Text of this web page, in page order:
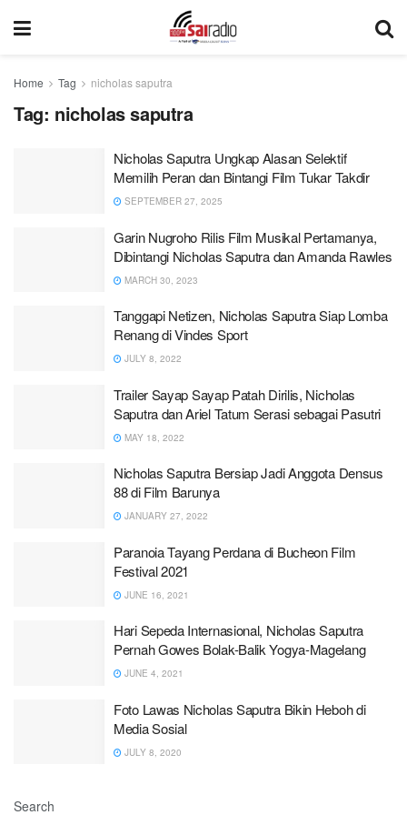
Home Tag nicholas saputra
Tag: nicholas saputra
Nicholas Saputra Ungkap Alasan Selektif
Memilih Peran dan Bintangi Film Tukar Takdir
SEPTEMBER 27, 2025
Garin Nugroho Rilis Film Musikal Pertamanya,
Dibintangi Nicholas Saputra dan Amanda Rawles
MARCH 30, 2023
Tanggapi Netizen, Nicholas Saputra Siap Lomba
Renang di Vindes Sport
JULY 8, 2022
Trailer Sayap Sayap Patah Dirilis, Nicholas
Saputra dan Ariel Tatum Serasi sebagai Pasutri
MAY 18, 2022
Nicholas Saputra Bersiap Jadi Anggota Densus
88 di Film Barunya
JANUARY 27, 2022
Paranoia Tayang Perdana di Bucheon Film
Festival 2021
JUNE 16, 2021
Hari Sepeda Internasional, Nicholas Saputra
Pernah Gowes Bolak-Balik Yogya-Magelang
JUNE 4, 2021
Foto Lawas Nicholas Saputra Bikin Heboh di
Media Sosial
JULY 8, 2020
Search